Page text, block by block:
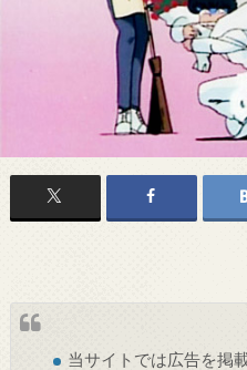
当サイトでは広告を掲